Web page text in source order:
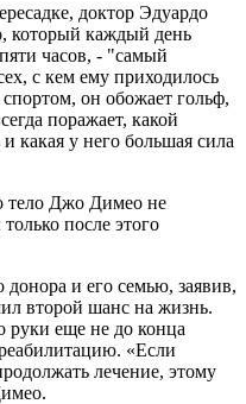
доктор Эдуардо
который каждый день
часов, - "самый
с кем ему приходилось
он обожает гольф,
поражает, какой
какая у него большая сила
тело Джо Димео не
после этого
и его семью, заявив,
второй шанс на жизнь.
руки еще не до конца
«Если
лечение, этому